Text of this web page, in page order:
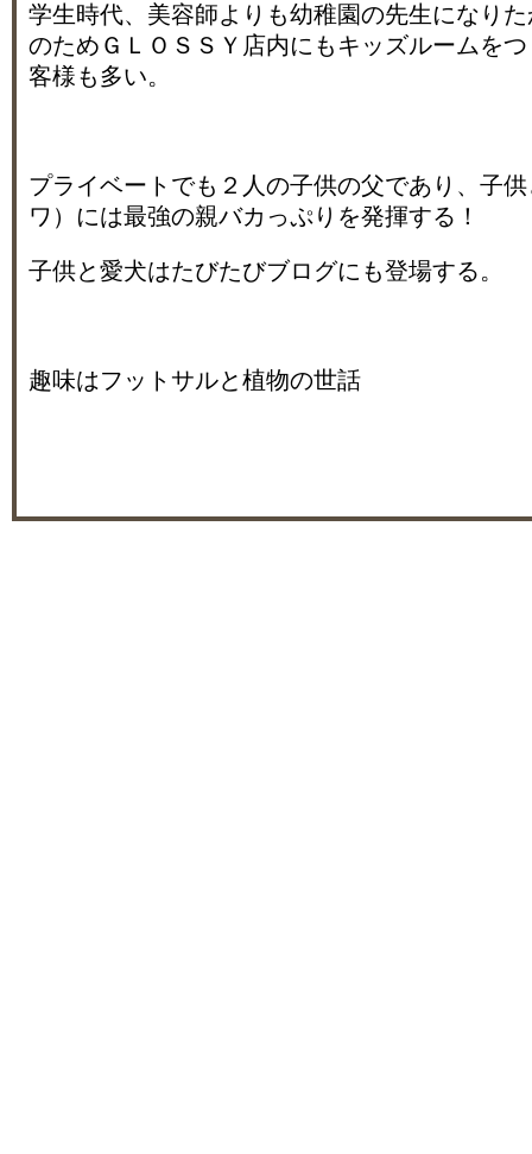
学生時代、美容師よりも幼稚園の先生になり
のためＧＬＯＳＳＹ店内にもキッズルームを
客様も多い。
プライベートでも２人の子供の父であり、子
ワ）には最強の親バカっぷりを発揮する！
子供と愛犬はたびたびブログにも登場する。
趣味はフットサルと植物の世話